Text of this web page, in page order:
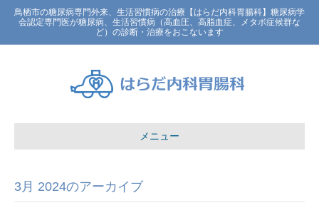
鳥栖市の糖尿病専門外来、生活習慣病の治療【はらだ内科胃腸科】糖尿病学
会認定専門医が糖尿病、生活習慣病（高血圧、高脂血症、メタボ症候群な
ど）の診断・治療をおこないます
メニュー
3月 2024のアーカイブ